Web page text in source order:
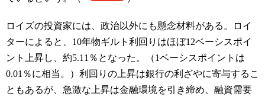
ロイズの投資家には、政治以外にも懸念材料がある。ロイ
ターによると、10年物ギルト利回りはほぼ12ベーシスポイ
ント上昇し、約5.11％となった。（1ベーシスポイントは
0.01％に相当。）利回りの上昇は銀行の利ざやに寄与するこ
ともあるが、急激な上昇は金融環境を引き締め、融資需要